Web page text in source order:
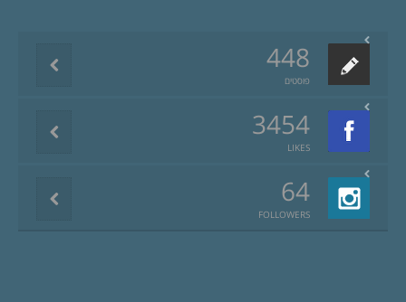
448
פוסטים
3454
LIKES
64
FOLLOWERS